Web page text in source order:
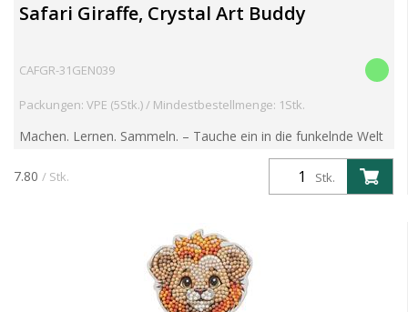
Safari Giraffe, Crystal Art Buddy
CAFGR-31GEN039
Packungen: VPE (5Stk.) / Mindestbestellmenge: 1Stk.
Machen. Lernen. Sammeln. – Tauche ein in die funkelnde Welt
der Crystal Art Wildlife Buddies! Entdecke die brandneue
Crystal Art Wildlife Buddies Kollektion – eine faszin...Stk.
7.80 / Stk.